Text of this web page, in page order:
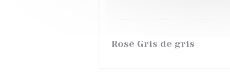
Rosé Gris de gris